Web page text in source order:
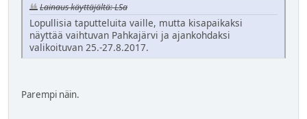
Lainaus käyttäjältä: LSa
Lopullisia taputteluita vaille, mutta kisapaikaksi
näyttää vaihtuvan Pahkajärvi ja ajankohdaksi
valikoituvan 25.-27.8.2017.
Parempi näin.